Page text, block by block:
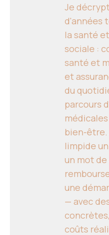
Je
d'années
la santé
sociale :
santé et
et
du
parcours
bien-être.
limpide
un mot
une
— avec
coûts